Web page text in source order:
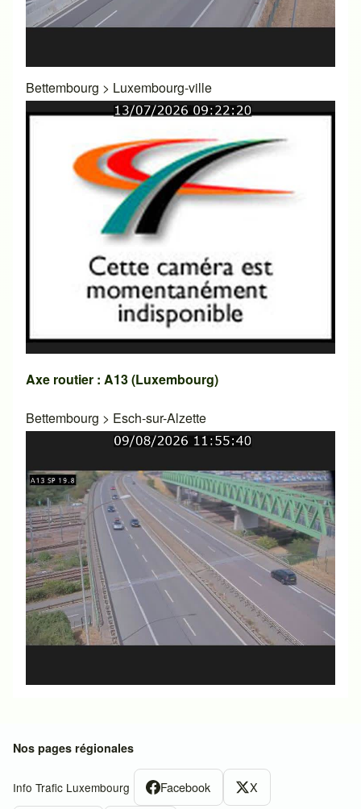
Bettembourg > Luxembourg-ville
Axe routier : A13 (Luxembourg)
Bettembourg > Esch-sur-Alzette
Nos pages régionales
Info Trafic Luxembourg Facebook X